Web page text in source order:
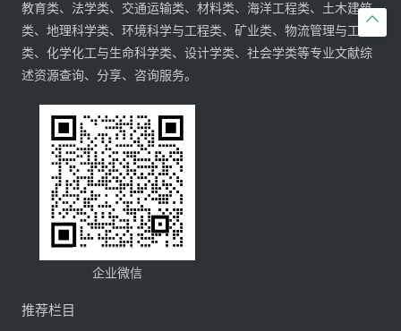

教育类、法学类、交通运输类、材料类、海洋工程类、土木建筑
类、地理科学类、环境科学与工程类、矿业类、物流管理与工程
类、化学化工与生命科学类、设计学类、社会学类等专业文献综
述资源查询、分享、咨询服务。
企业微信
推荐栏目